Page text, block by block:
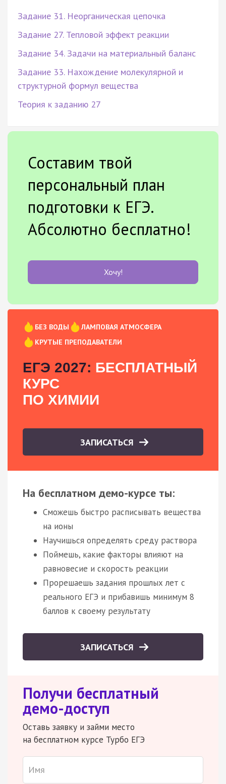
Задание 31. Неорганическая цепочка
Задание 27. Тепловой эффект реакции
Задание 34. Задачи на материальный баланс
Задание 33. Нахождение молекулярной и
структурной формул вещества
Теория к заданию 27
Составим твой
персональный план
подготовки к ЕГЭ.
Абсолютно бесплатно!
Хочу!
БЕЗ ВОДЫ
ЛАМПОВАЯ АТМОСФЕРА
КРУТЫЕ ПРЕПОДАВАТЕЛИ
ЕГЭ 2027: БЕСПЛАТНЫЙ
КУРС
ПО ХИМИИ
ЗАПИСАТЬСЯ
На бесплатном демо-курсе ты:
Сможешь быстро расписывать вещества
на ионы
Научишься определять среду раствора
Поймешь, какие факторы влияют на
равновесие и скорость реакции
Прорешаешь задания прошлых лет с
реального ЕГЭ и прибавишь минимум 8
баллов к своему результату
ЗАПИСАТЬСЯ
Получи бесплатный
демо-доступ
Оставь заявку и займи место
на бесплатном курсе Турбо ЕГЭ